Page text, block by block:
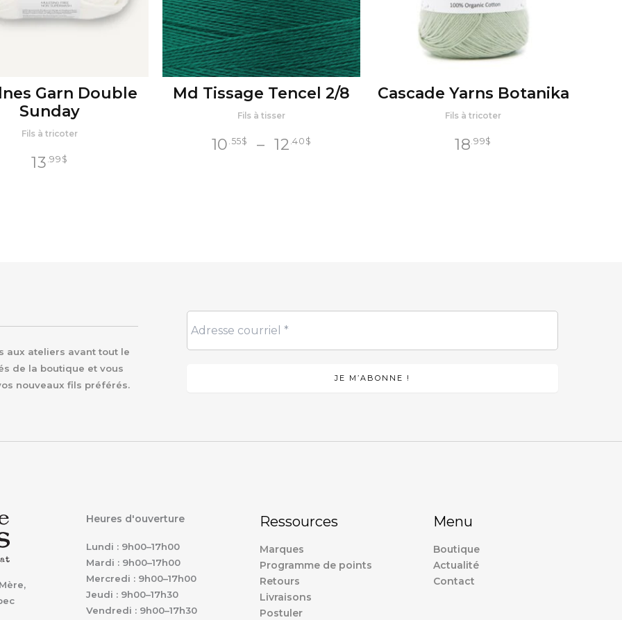
Garn Double
Sunday
Fils à tricoter
13 .99 $
Md Tissage Tencel 2/8
Fils à tisser
10 .55$ – 12 .40 $
Cascade Yarns Botanika
Fils à tricoter
18 .99$
aux ateliers avant tout le
de la boutique et vous
nouveaux fils préférés.
Heures d'ouverture
Lundi : 9h00–17h00
Mardi : 9h00–17h00
Mercredi : 9h00–17h00
Jeudi : 9h00–17h30
Vendredi : 9h00–17h30
Ressources
Marques
Programme de points
Retours
Livraisons
Postuler
Menu
Boutique
Actualité
Contact